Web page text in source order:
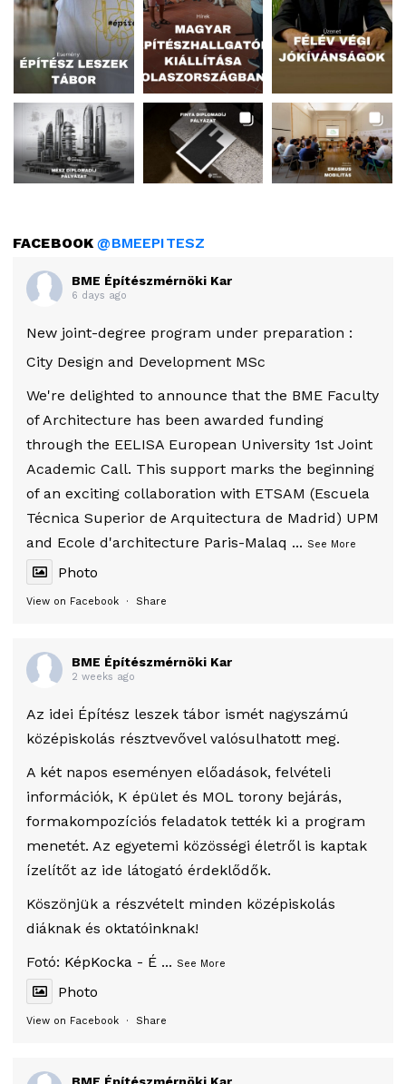
FACEBOOK@BMEEPITESZ
BME Építészmérnöki Kar
6 days ago
New joint-degree program under preparation :
City Design and Development MSc
We're delighted to announce that the BME Faculty
of Architecture has been awarded funding
through the EELISA European University 1st Joint
Academic Call. This support marks the beginning
of an exciting collaboration with ETSAM (Escuela
Técnica Superior de Arquitectura de Madrid) UPM
and Ecole d'architecture Paris-Malaq ... See More
Photo
View on Facebook · Share
BME Építészmérnöki Kar
2 weeks ago
Az idei Építész leszek tábor ismét nagyszámú
középiskolás résztvevővel valósulhatott meg.
A két napos eseményen előadások, felvételi
információk, K épület és MOL torony bejárás,
formakompozíciós feladatok tették ki a program
menetét. Az egyetemi közösségi életről is kaptak
ízelítőt az ide látogató érdeklődők.
Köszönjük a részvételt minden középiskolás
diáknak és oktatóinknak!
Fotó: KépKocka - É ... See More
Photo
View on Facebook · Share